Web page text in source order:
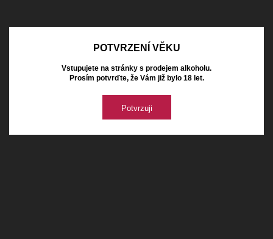
POTVRZENÍ VĚKU
Vstupujete na stránky s prodejem alkoholu.
Prosím potvrďte, že Vám již bylo 18 let.
Potvrzuji